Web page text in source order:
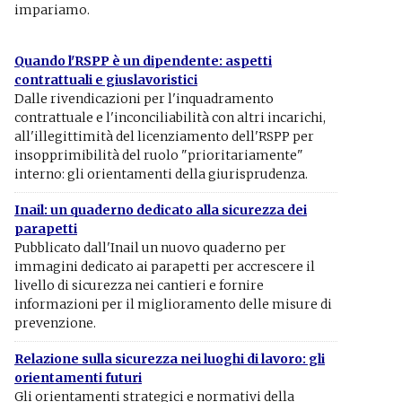
impariamo.
Quando l'RSPP è un dipendente: aspetti
contrattuali e giuslavoristici
Dalle rivendicazioni per l'inquadramento
contrattuale e l'inconciliabilità con altri incarichi,
all'illegittimità del licenziamento dell'RSPP per
insopprimibilità del ruolo "prioritariamente"
interno: gli orientamenti della giurisprudenza.
Inail: un quaderno dedicato alla sicurezza dei
parapetti
Pubblicato dall'Inail un nuovo quaderno per
immagini dedicato ai parapetti per accrescere il
livello di sicurezza nei cantieri e fornire
informazioni per il miglioramento delle misure di
prevenzione.
Relazione sulla sicurezza nei luoghi di lavoro: gli
orientamenti futuri
Gli orientamenti strategici e normativi della